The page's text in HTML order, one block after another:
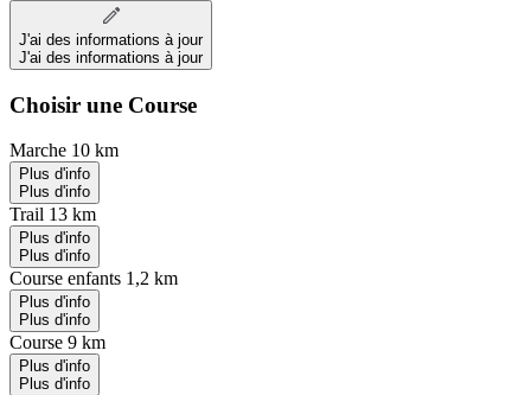
J'ai des informations à jour
J'ai des informations à jour
Choisir une Course
Marche 10 km
Plus d'info
Plus d'info
Trail 13 km
Plus d'info
Plus d'info
Course enfants 1,2 km
Plus d'info
Plus d'info
Course 9 km
Plus d'info
Plus d'info